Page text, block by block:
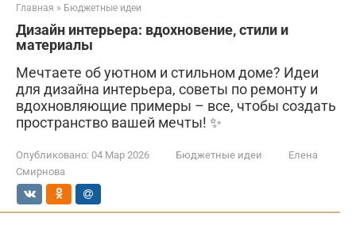
Главная » Бюджетные идеи
Дизайн интерьера: вдохновение, стили и
материалы
Мечтаете об уютном и стильном доме? Идеи
для дизайна интерьера, советы по ремонту и
вдохновляющие примеры – все, чтобы создать
пространство вашей мечты! ✨
Опубликовано: 04 Мар 2026 Бюджетные идеи
Елена
Смирнова